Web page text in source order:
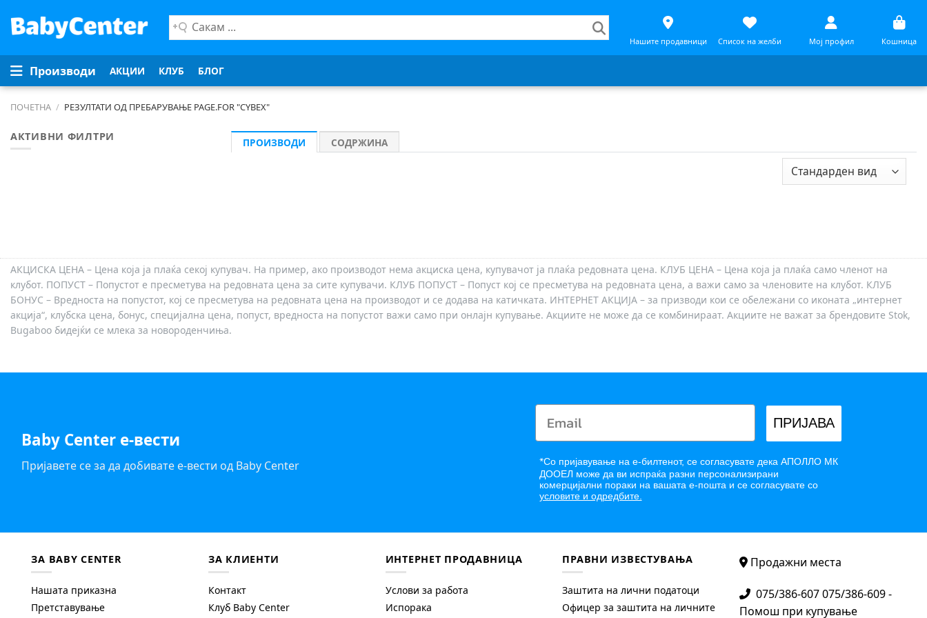
Сакам
...
Нашите продавници Список на желби Мој профил Кошница
Производи АКЦИИ КЛУБ БЛОГ
ПОЧЕТНА / РЕЗУЛТАТИ ОД ПРЕБАРУВАЊЕPAGE.FOR "CYBEX"
АКТИВНИ ФИЛТРИ ПРОИЗВОДИ СОДРЖИНА
АКЦИСКА ЦЕНА – Цена која ја плаќа секој купувач. На пример, ако производот нема акциска цена, купувачот ја плаќа редовната цена. КЛУБ ЦЕНА – Цена која ја плаќа само членот на
клубот. ПОПУСТ – Попустот е пресметува на редовната цена за сите купувачи. КЛУБ ПОПУСТ – Попуст кој се пресметува на редовната цена, а важи само за членовите на клубот. КЛУБ
БОНУС – Вредноста на попустот, кој се пресметува на редовната цена на производот и се додава на катичката. ИНТЕРНЕТ АКЦИЈА – за призводи кои се обележани со иконата „интернет
акција“, клубска цена, бонус, специјална цена, попуст, вредноста на попустот важи само при онлајн купување. Акциите не може да се комбинираат. Акциите не важат за брендовите Stok,
Bugaboo бидејќи се млека за новороденчиња.
Baby Center е-вести
Пријавете се за да добивате е-вести од Baby Center
ПРИЈАВА
*Со пријавување на е-билтенот, се согласувате дека АПОЛЛО МК
ДООЕЛ може да ви испраќа разни персонализирани
комерцијални пораки на вашата е-пошта и се согласувате со
условите и одредбите.
ЗА BABY CENTER
Нашата приказна
Претставување
ЗА КЛИЕНТИ
Контакт
Клуб Baby Center
ИНТЕРНЕТ ПРОДАВНИЦА
Услови за работа
Испорака
ПРАВНИ ИЗВЕСТУВАЊА
Заштита на лични податоци
Офицер за заштита на личните
Продажни места
075/386-607 075/386-609 -
Помош при купување